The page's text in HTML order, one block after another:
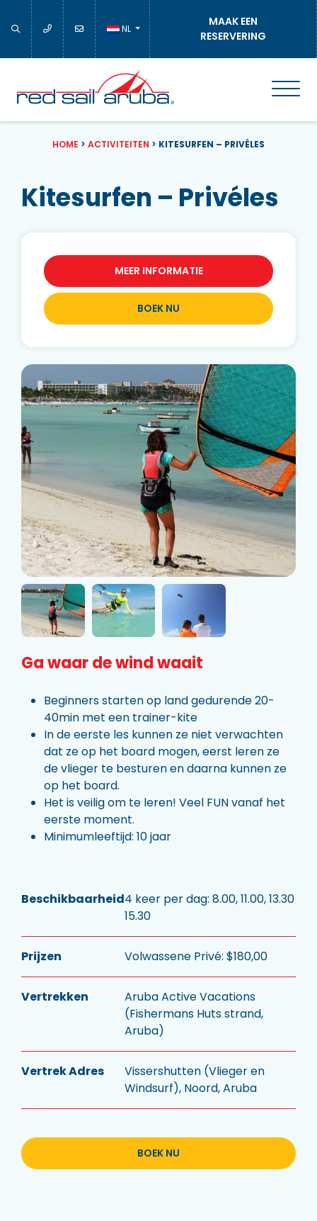
NL
MAAK EEN
RESERVERING
HOME > ACTIVITEITEN > KITESURFEN – PRIVÉLES
Kitesurfen – Privéles
Ga waar de wind waait
Beginners starten op land gedurende 20-
40min met een trainer-kite
In de eerste les kunnen ze niet verwachten
dat ze op het board mogen, eerst leren ze
de vlieger te besturen en daarna kunnen ze
op het board.
Het is veilig om te leren! Veel FUN vanaf het
eerste moment.
Minimumleeftijd: 10 jaar
Beschikbaarheid4 keer per dag: 8.00, 11.00, 13.30
15.30
Prijzen Volwassene Privé: $180,00
Vertrekken
Aruba Active Vacations
(Fishermans Huts strand,
Aruba)
Vertrek Adres
Vissershutten (Vlieger en
Windsurf), Noord, Aruba
BOEK NU
MEER INFORMATIE
BOEK NU